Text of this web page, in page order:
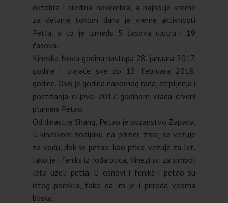
oktobra i sredina novembra, a najbolje vreme
za delanje tokom dana je vreme aktivnosti
Petla, a to je između 5 časova ujutru i 19
časova.
Kineska Nova godina nastupa 28. januara 2017.
godine i trajaće sve do 15. februara 2018.
godine. Ovo je godina napornog rada, strpljenja i
postizanja ciljeva. 2017. godinom vlada crveni
plameni Petao.
Od dinastije Shang, Petao je božanstvo Zapada.
U kineskom zodijaku, na primer, zmaj se vezuje
za vodu, dok se petao, kao ptica, vezuje za let.
Iako je i feniks iz roda ptica, Kinezi su za simbol
leta uzeli petla. U osnovi i feniks i petao su
istog porekla, tako da im je i priroda veoma
bliska.